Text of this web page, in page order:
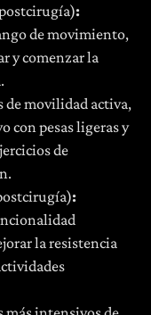
:
de movimiento,
y comenzar la
de movilidad activa,
con pesas ligeras y
de
:
la resistencia